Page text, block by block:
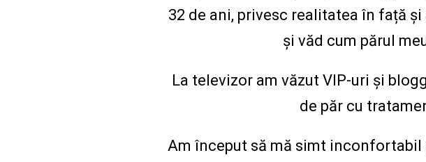
32 de ani, privesc realitatea în față
și văd cum părul
La televizor am văzut VIP-uri și
de păr cu
Am început să mă simt inconfortabil